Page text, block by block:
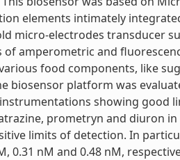
elements intimately
micro-electrodes transducer
of amperometric and
food components, like
biosensor platform was
showing good
prometryn and diuron
limits of detection. In
0.31 nM and 0.48 nM,